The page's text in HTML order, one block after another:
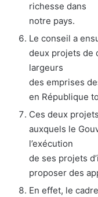
richesse dans
notre pays.
Le conseil a
deux projets de
largeurs
des emprises
en République
Ces deux
auxquels le
l’exécution
de ses projets
proposer des
En effet, le